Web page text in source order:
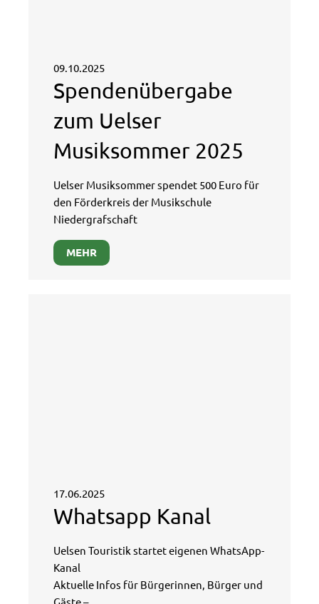
09.10.2025
Spendenübergabe
zum Uelser
Musiksommer 2025
Uelser Musiksommer spendet 500 Euro für
den Förderkreis der Musikschule
Niedergrafschaft
MEHR
17.06.2025
Whatsapp Kanal
Uelsen Touristik startet eigenen WhatsApp-
Kanal
Aktuelle Infos für Bürgerinnen, Bürger und